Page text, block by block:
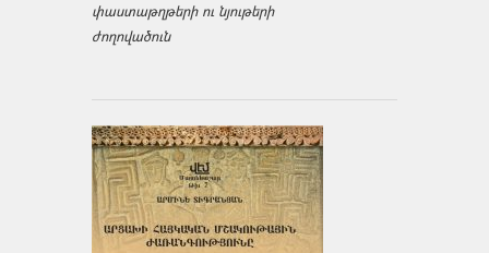
փաստաթղթերի ու նյութերի
ժողովածուն